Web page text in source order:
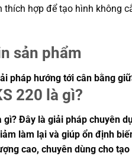
thích hợp để tạo hình không
sản phẩm
pháp hướng tới cân bằng
220 là gì?
gì? Đây là giải pháp chuyên
làm lại và giúp ổn định
cao, chuyên dùng cho